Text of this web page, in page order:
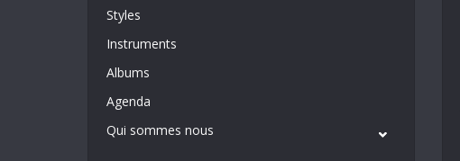
Styles
Instruments
Albums
Agenda
Qui sommes nous